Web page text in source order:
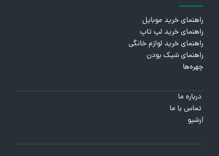
راهنمای خرید موبایل
راهنمای خرید لپ تاپ
راهنمای خرید لوازم خانگی
راهنمای شیک بودن
چهره‌ها
درباره ما
تماس با ما
آرشیو